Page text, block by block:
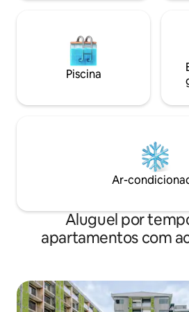
Piscina
Ar-
Aluguel por
apartamentos com